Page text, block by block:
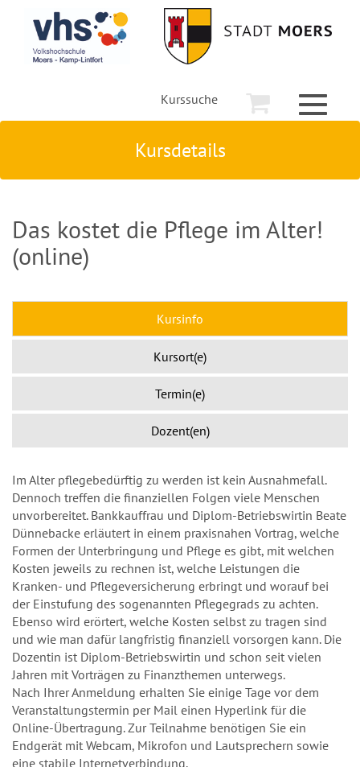
Kurssuche
Toggle
Kursdetails
Das kostet die Pflege im Alter!
(online)
Kursinfo
Kursort(e)
Termin(e)
Dozent(en)
Im Alter pflegebedürftig zu werden ist kein Ausnahmefall.
Dennoch treffen die finanziellen Folgen viele Menschen
unvorbereitet. Bankkauffrau und Diplom-Betriebswirtin Beate
Dünnebacke erläutert in einem praxisnahen Vortrag, welche
Formen der Unterbringung und Pflege es gibt, mit welchen
Kosten jeweils zu rechnen ist, welche Leistungen die
Kranken- und Pflegeversicherung erbringt und worauf bei
der Einstufung des sogenannten Pflegegrads zu achten.
Ebenso wird erörtert, welche Kosten selbst zu tragen sind
und wie man dafür langfristig finanziell vorsorgen kann. Die
Dozentin ist Diplom-Betriebswirtin und schon seit vielen
Jahren mit Vorträgen zu Finanzthemen unterwegs.
Nach Ihrer Anmeldung erhalten Sie einige Tage vor dem
Veranstaltungstermin per Mail einen Hyperlink für die
Online-Übertragung. Zur Teilnahme benötigen Sie ein
Endgerät mit Webcam, Mikrofon und Lautsprechern sowie
eine stabile Internetverbindung.